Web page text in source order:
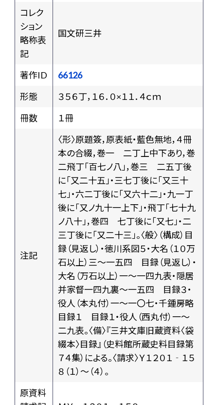
コレク
ション
略称表
記
国文研三井
著作ID
66126
形態
３５６丁，１６．０×１１．４ｃｍ
冊数
１冊
注記
〈形〉原題簽，原表紙・藍色無地，４冊
本の合綴，巻一 二丁上中下あり，巻
二飛丁「百七ノ八」，巻三 二五丁後
に「又二十五」・三七丁後に「又三十
七」・六二丁後に「又六十二」・九一丁
後に「又ノ九十一上下」・飛丁「七十九
ノ八十」，巻四 七丁後に「又七」・二
三丁後に「又二十三」。〈般〉（構成）目
録（見返し）・徳川系図５・大名（１０万
石以上）三～一五四 目録（見返し）・
大名（万石以上）一～一四九表・隠居
并家督一四九裏～一五四 目録３・
役人（本丸付）一～一〇七・千鍾房略
目録１ 目録１・役人（西丸付）一～
二九表。〈備〉『三井文庫旧蔵資料〈袋
綴本〉目録』（史料館所蔵史料目録第
７４集）による。〈請求〉Ｙ１２０１‐１５
８（１）～（４）。
原資料